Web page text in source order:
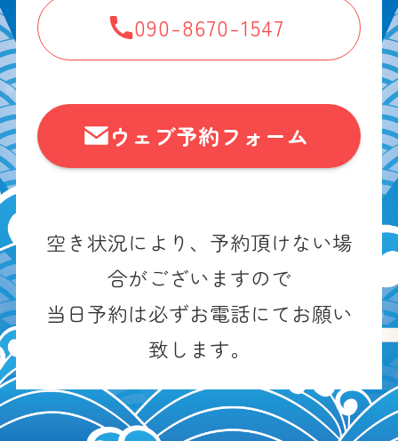
090-8670-1547
ウェブ予約フォーム
空き状況により、予約頂けない場
合がございますので
当日予約は必ずお電話にてお願い
致します。